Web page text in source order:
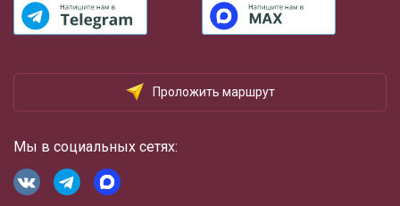
Проложить маршрут
Мы в социальных сетях: